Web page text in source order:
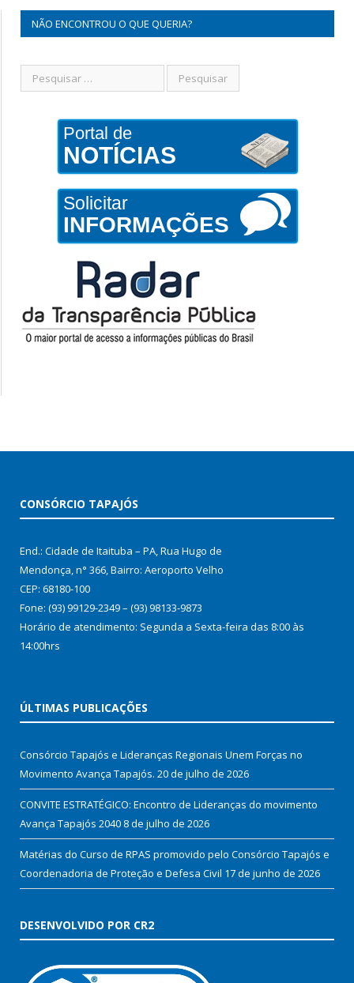
NÃO ENCONTROU O QUE QUERIA?
Portal de
NOTÍCIAS
Solicitar
INFORMAÇÕES
CONSÓRCIO TAPAJÓS
End.: Cidade de Itaituba – PA, Rua Hugo de
Mendonça, n° 366, Bairro: Aeroporto Velho
CEP: 68180-100
Fone: (93) 99129-2349 – (93) 98133-9873
Horário de atendimento: Segunda a Sexta-feira das 8:00 às
14:00hrs
ÚLTIMAS PUBLICAÇÕES
Consórcio Tapajós e Lideranças Regionais Unem Forças no
Movimento Avança Tapajós. 20 de julho de 2026
CONVITE ESTRATÉGICO: Encontro de Lideranças do movimento
Avança Tapajós 2040 8 de julho de 2026
Matérias do Curso de RPAS promovido pelo Consórcio Tapajós e
Coordenadoria de Proteção e Defesa Civil 17 de junho de 2026
DESENVOLVIDO POR CR2